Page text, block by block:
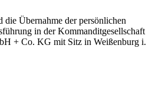
Übernahme der persönlichen
in der Kommanditgesellschaft
+ Co. KG mit Sitz in Weißenburg i.